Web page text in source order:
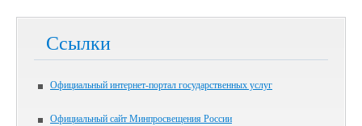
Ссылки
Официальный интернет-портал государственных услуг
Официальный сайт Минпросвещения России